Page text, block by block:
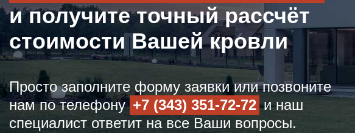
и получите точный рассчёт
стоимости Вашей кровли
Просто заполните форму заявки или позвоните
нам по телефону +7 (343) 351-72-72и наш
специалист ответит на все Ваши вопросы.